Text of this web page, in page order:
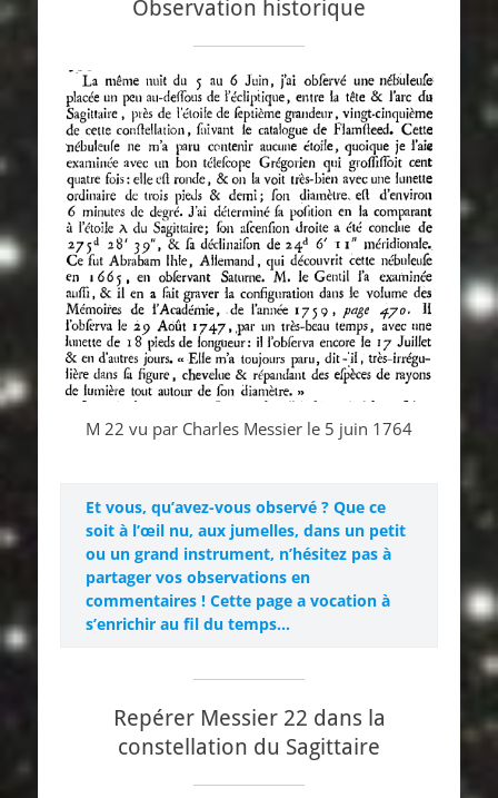
Observation historique
M 22 vu par Charles Messier le 5 juin 1764
Et vous, qu’avez-vous observé ? Que ce
soit à l’œil nu, aux jumelles, dans un petit
ou un grand instrument, n’hésitez pas à
partager vos observations en
commentaires ! Cette page a vocation à
s’enrichir au fil du temps…
Repérer Messier 22 dans la
constellation du Sagittaire